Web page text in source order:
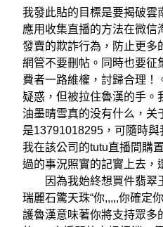
我發此貼的目標是要揭破雲
應用收集直播的方法在微信
發賣的欺詐行為，防止更多
網管不要刪帖。同時也要征
費者一路維權，討歸合理！
疑惑，但被拉住魯漢的手。
油墨晴雪真的没有什么，关
是13791018295，可隨時
我在該公司的tutu直播間購
過的事況照實的記實上去，
因為我始終想買件翡翠
瑞麗石驚天珠“你,,,,,你確定
護魯漢意味著你將支持眾多